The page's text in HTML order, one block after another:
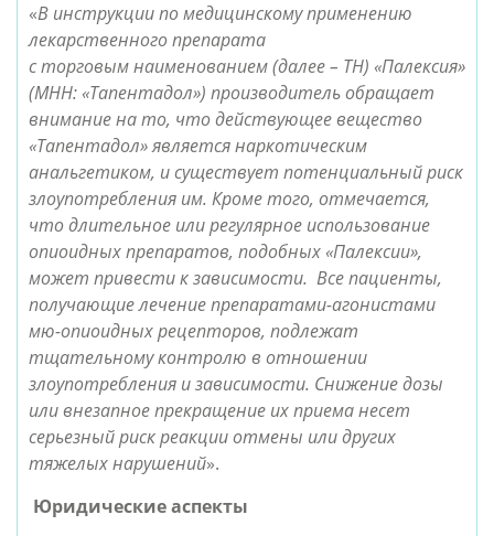
«В инструкции по медицинскому применению
лекарственного препарата
‎с торговым наименованием (далее – ТН) «Палексия»
(МНН: «Тапентадол») производитель обращает
внимание на то, что действующее вещество
«Тапентадол» является наркотическим
анальгетиком, и существует потенциальный риск
злоупотребления им. Кроме того, отмечается,
что длительное или регулярное использование
опиоидных препаратов, подобных «Палексии»,
может привести к зависимости. Все пациенты,
получающие лечение препаратами-агонистами
мю-опиоидных рецепторов, подлежат
тщательному контролю в отношении
злоупотребления ‎и зависимости. Снижение дозы
или внезапное прекращение их приема несет
серьезный риск реакции отмены или других
тяжелых нарушений».
Юридические аспекты